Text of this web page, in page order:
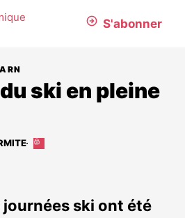
S'abonner
ski en pleine
Cet
aux
abonnés ski ont été